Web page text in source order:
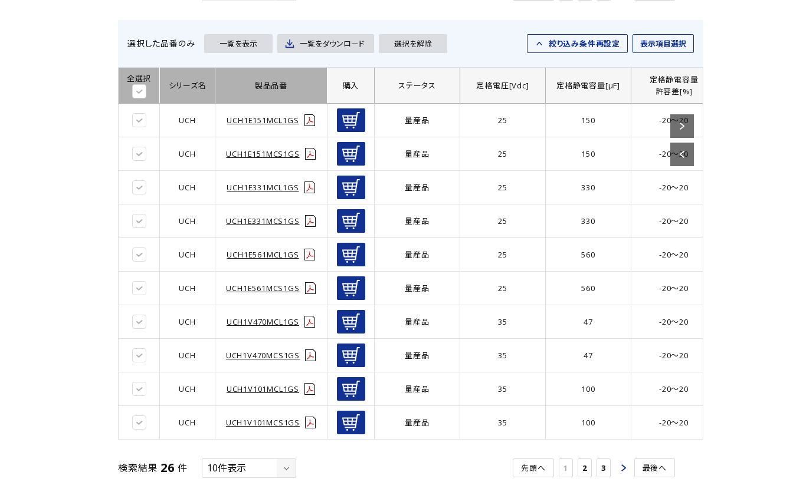
選択した品番のみ 一覧を表示 一覧をダウンロード 選択を解除 絞り込み条件再設定 表示項目選択
全選択
シリーズ名 製品品番 購入 ステータス 定格電圧[Vdc] 定格静電容量[µF]
定格静電容量
許容差[%]
UCH UCH1E151MCL1GS 量産品 25 150 -20～20
UCH UCH1E151MCS1GS 量産品 25 150 -20～20
UCH UCH1E331MCL1GS 量産品 25 330 -20～20
UCH UCH1E331MCS1GS 量産品 25 330 -20～20
UCH UCH1E561MCL1GS 量産品 25 560 -20～20
UCH UCH1E561MCS1GS 量産品 25 560 -20～20
UCH UCH1V470MCL1GS 量産品 35 47 -20～20
UCH UCH1V470MCS1GS 量産品 35 47 -20～20
UCH UCH1V101MCL1GS 量産品 35 100 -20～20
UCH UCH1V101MCS1GS 量産品 35 100 -20～20
検索結果 26 件 先頭へ 1 2 3 最後へ